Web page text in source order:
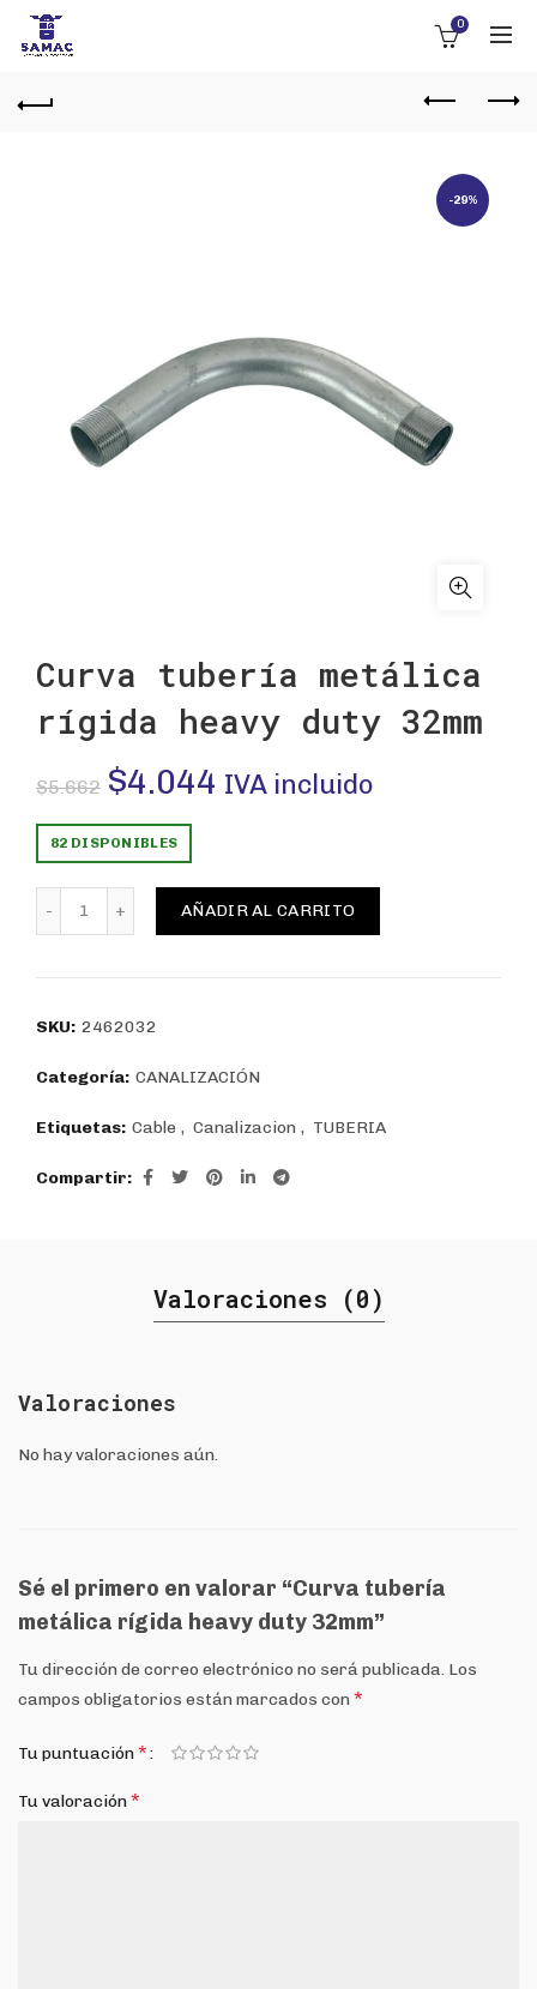
0
-29%
Curva tubería metálica
rígida heavy duty 32mm
$5.662 El
precio
original
era:
$4.044 El
actual
es:
IVA incluido
82 DISPONIBLES
Curva tubería metálica rígida heavy duty 32mm
AÑADIR AL CARRITO
SKU: 2462032
Categoría: CANALIZACIÓN
Etiquetas: Cable , Canalizacion , TUBERIA
Compartir
Valoraciones (0)
Valoraciones
No hay valoraciones aún.
Sé el primero en valorar “Curva tubería
metálica rígida heavy duty 32mm”
Tu dirección de correo electrónico no será publicada. Los
campos obligatorios están marcados con *
Tu puntuación*
Tu valoración*